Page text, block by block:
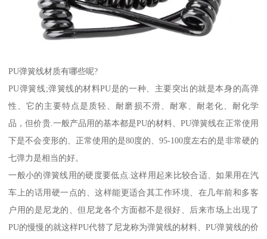
PU弹簧线材质有哪些呢?
PU弹簧线;弹簧线的材料PU是的一种、主要突出的就是本身的高弹
性、它的主要特点是质轻、耐磨损不滑、耐寒、耐老化、耐化学
品，但价贵.一般产品用的基本都是PU的材料、PU弹簧线在正常使用
下是不会变形的、正常使用的是80度的、95-100度左右的是非常硬的
七弹力是相当的好。
一般小的弹簧线用的硬度要低点.这样用起来比较合适、如果用在汽
车上的话用硬一点的、这样能更适合其工作环境、在几年前和多客
户用的是尼龙的、但尼龙各个方面都不是很好、后来市场上出现了
PU的慢慢的就这样PU代替了尼龙称为弹簧线的材料、PU弹簧线的价